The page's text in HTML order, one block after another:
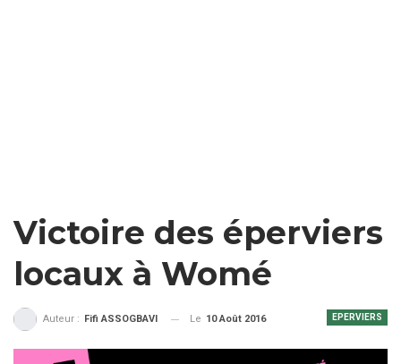
Victoire des éperviers
locaux à Womé
EPERVIERS
Auteur : Fifi ASSOGBAVI Le 10 Août 2016